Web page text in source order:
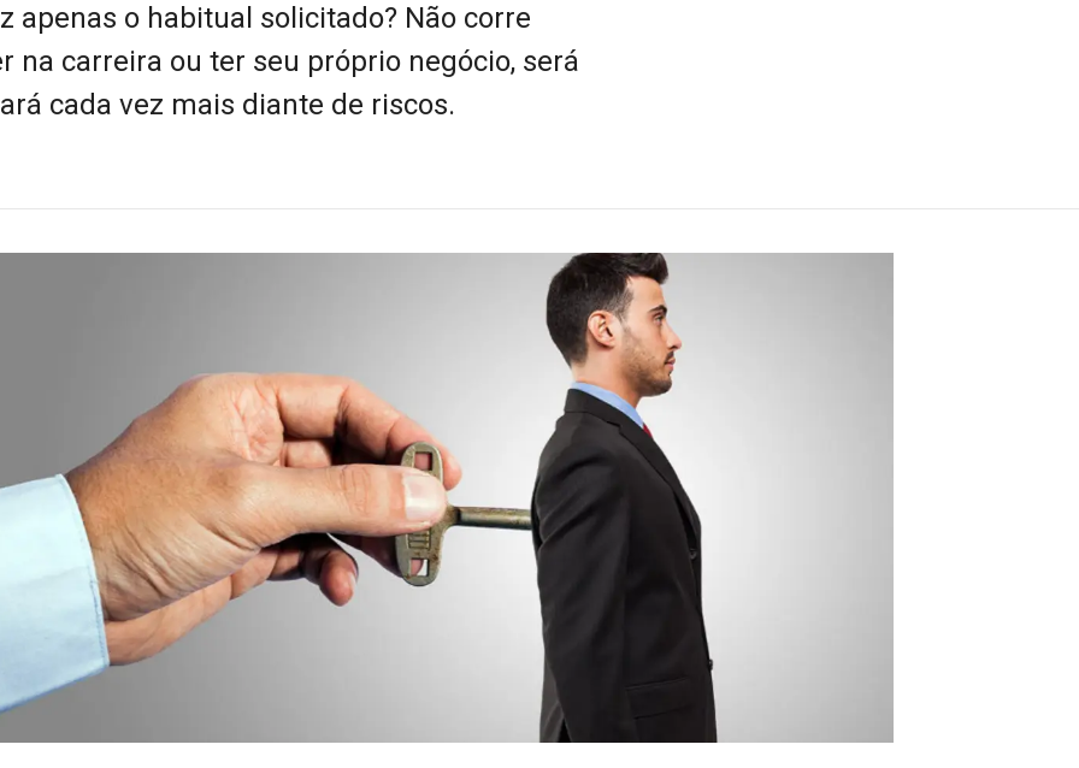
apenas o habitual solicitado? Não corre
na carreira ou ter seu próprio negócio, será
cada vez mais diante de riscos.